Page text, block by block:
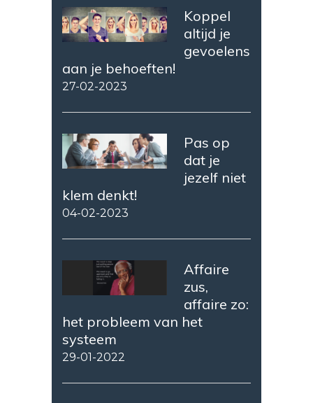
Koppel
altijd je
gevoelens
aan je behoeften!
27-02-2023
Pas op
dat je
jezelf niet
klem denkt!
04-02-2023
Affaire
zus,
affaire zo:
het probleem van het
systeem
29-01-2022